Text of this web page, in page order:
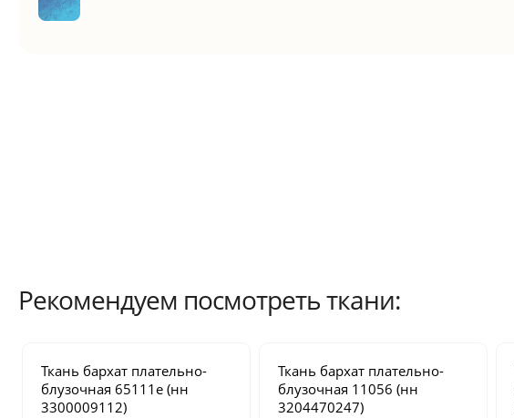
Рекомендуем посмотреть ткани:
Ткань бархат плательно-
блузочная65111e (нн
3300009112)
Ткань бархат плательно-
блузочная 11056 (нн
3204470247)